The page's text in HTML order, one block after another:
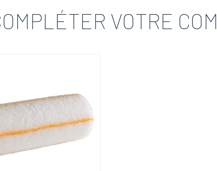
VOTRE